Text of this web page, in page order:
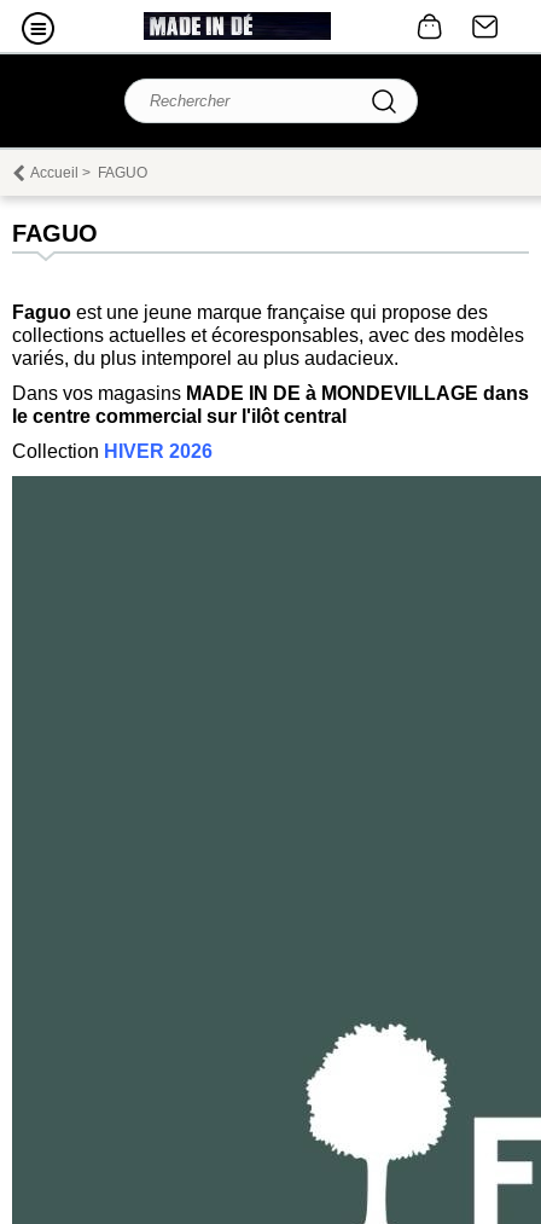
Accueil > FAGUO
FAGUO
Faguo est une jeune marque française qui propose des
collections actuelles et écoresponsables, avec des modèles
variés, du plus intemporel au plus audacieux.
Dans vos magasins MADE IN DE à MONDEVILLAGE dans
le centre commercial sur l'ilôt central
Collection HIVER 2026